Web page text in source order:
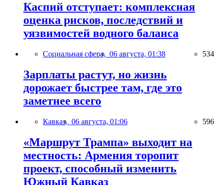
Каспий отступает: комплексная
оценка рисков, последствий и
уязвимостей водного баланса
Социальная сфера, 06 августа, 01:38 534
Зарплаты растут, но жизнь
дорожает быстрее там, где это
заметнее всего
Кавказ, 06 августа, 01:06 596
«Маршрут Трампа» выходит на
местность: Армения торопит
проект, способный изменить
Южный Кавказ